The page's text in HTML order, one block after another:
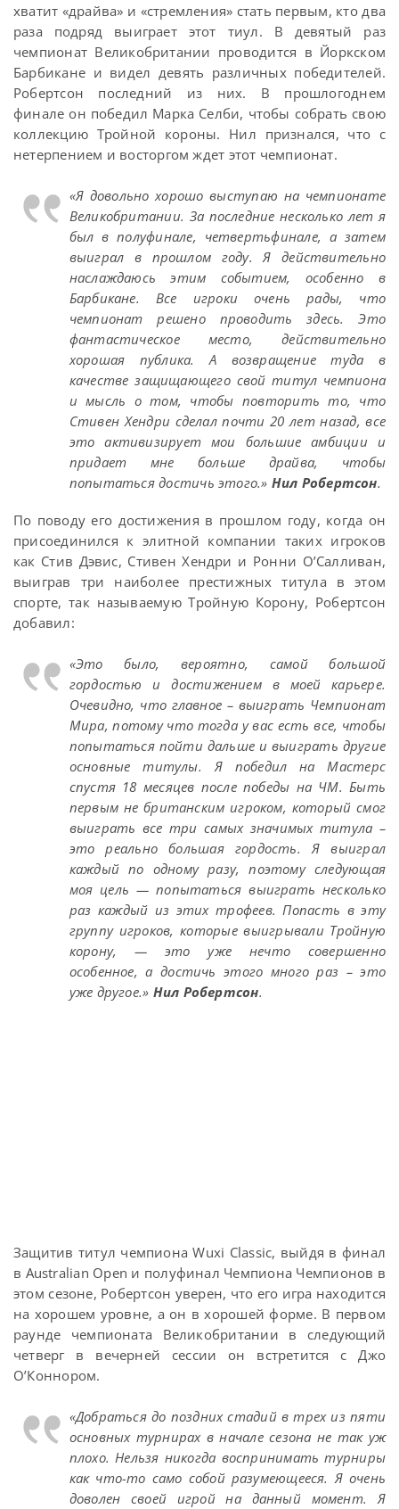
хватит «драйва» и «стремления» стать первым, кто два
раза подряд выиграет этот тиул. В девятый раз
чемпионат Великобритании проводится в Йоркском
Барбикане и видел девять различных победителей.
Робертсон последний из них. В прошлогоднем
финале он победил Марка Селби, чтобы собрать свою
коллекцию Тройной короны. Нил признался, что с
нетерпением и восторгом ждет этот чемпионат.
«Я довольно хорошо выступаю на чемпионате
Великобритании. За последние несколько лет я
был в полуфинале, четвертьфинале, а затем
выиграл в прошлом году. Я действительно
наслаждаюсь этим событием, особенно в
Барбикане. Все игроки очень рады, что
чемпионат решено проводить здесь. Это
фантастическое место, действительно
хорошая публика. А возвращение туда в
качестве защищающего свой титул чемпиона
и мысль о том, чтобы повторить то, что
Стивен Хендри сделал почти 20 лет назад, все
это активизирует мои большие амбиции и
придает мне больше драйва, чтобы
попытаться достичь этого.» Нил Робертсон.
По поводу его достижения в прошлом году, когда он
присоединился к элитной компании таких игроков
как Стив Дэвис, Стивен Хендри и Ронни О’Салливан,
выиграв три наиболее престижных титула в этом
спорте, так называемую Тройную Корону, Робертсон
добавил:
«Это было, вероятно, самой большой
гордостью и достижением в моей карьере.
Очевидно, что главное – выиграть Чемпионат
Мира, потому что тогда у вас есть все, чтобы
попытаться пойти дальше и выиграть другие
основные титулы. Я победил на Мастерс
спустя 18 месяцев после победы на ЧМ. Быть
первым не британским игроком, который смог
выиграть все три самых значимых титула –
это реально большая гордость. Я выиграл
каждый по одному разу, поэтому следующая
моя цель — попытаться выиграть несколько
раз каждый из этих трофеев. Попасть в эту
группу игроков, которые выигрывали Тройную
корону, — это уже нечто совершенно
особенное, а достичь этого много раз – это
уже другое.» Нил Робертсон.
Защитив титул чемпиона Wuxi Classic, выйдя в финал
в Australian Open и полуфинал Чемпиона Чемпионов в
этом сезоне, Робертсон уверен, что его игра находится
на хорошем уровне, а он в хорошей форме. В первом
раунде чемпионата Великобритании в следующий
четверг в вечерней сессии он встретится с Джо
О’Коннором.
«Добраться до поздних стадий в трех из пяти
основных турнирах в начале сезона не так уж
плохо. Нельзя никогда воспринимать турниры
как что-то само собой разумеющееся. Я очень
доволен своей игрой на данный момент. Я